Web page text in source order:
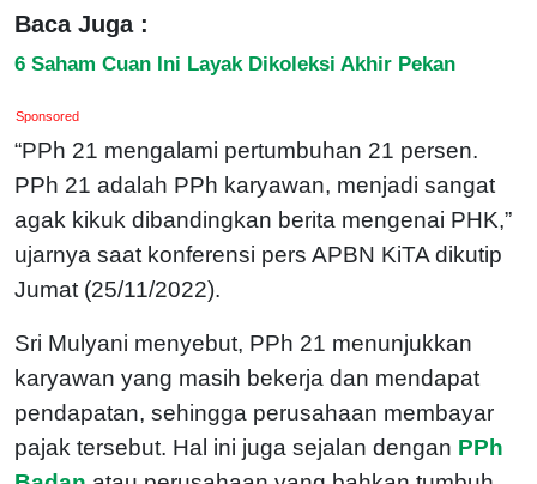
Baca Juga :
6 Saham Cuan Ini Layak Dikoleksi Akhir Pekan
Sponsored
“PPh 21 mengalami pertumbuhan 21 persen.
PPh 21 adalah PPh karyawan, menjadi sangat
agak kikuk dibandingkan berita mengenai PHK,”
ujarnya saat konferensi pers APBN KiTA dikutip
Jumat (25/11/2022).
Sri Mulyani menyebut, PPh 21 menunjukkan
karyawan yang masih bekerja dan mendapat
pendapatan, sehingga perusahaan membayar
pajak tersebut. Hal ini juga sejalan dengan PPh